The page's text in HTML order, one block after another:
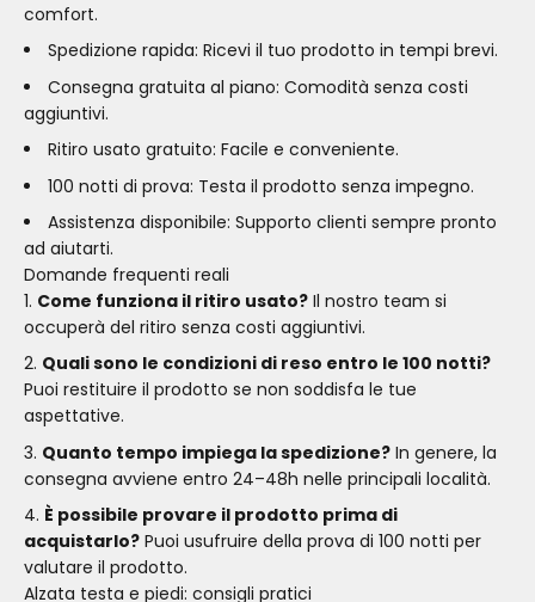
comfort.
Spedizione rapida: Ricevi il tuo prodotto in tempi brevi.
Consegna gratuita al piano: Comodità senza costi
aggiuntivi.
Ritiro usato gratuito: Facile e conveniente.
100 notti di prova: Testa il prodotto senza impegno.
Assistenza disponibile: Supporto clienti sempre pronto
ad aiutarti.
Domande frequenti reali
Come funziona il ritiro usato? Il nostro team si
occuperà del ritiro senza costi aggiuntivi.
Quali sono le condizioni di reso entro le 100 notti?
Puoi restituire il prodotto se non soddisfa le tue
aspettative.
Quanto tempo impiega la spedizione? In genere, la
consegna avviene entro 24–48h nelle principali località.
È possibile provare il prodotto prima di
acquistarlo? Puoi usufruire della prova di 100 notti per
valutare il prodotto.
Alzata testa e piedi: consigli pratici